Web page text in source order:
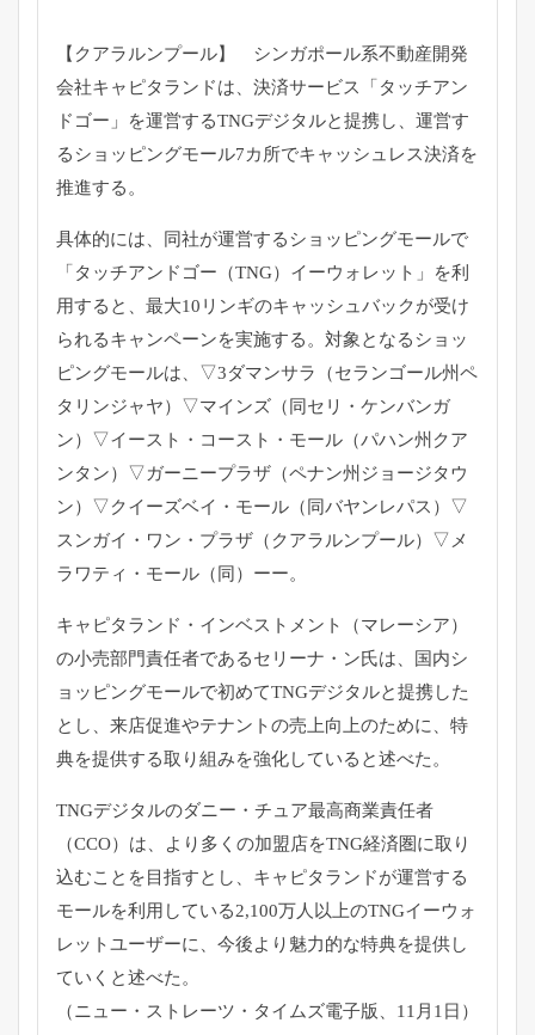
【クアラルンプール】 シンガポール系不動産開発
会社キャピタランドは、決済サービス「タッチアン
ドゴー」を運営するTNGデジタルと提携し、運営す
るショッピングモール7カ所でキャッシュレス決済を
推進する。
具体的には、同社が運営するショッピングモールで
「タッチアンドゴー（TNG）イーウォレット」を利
用すると、最大10リンギのキャッシュバックが受け
られるキャンペーンを実施する。対象となるショッ
ピングモールは、▽3ダマンサラ（セランゴール州ペ
タリンジャヤ）▽マインズ（同セリ・ケンバンガ
ン）▽イースト・コースト・モール（パハン州クア
ンタン）▽ガーニープラザ（ペナン州ジョージタウ
ン）▽クイーズベイ・モール（同バヤンレパス）▽
スンガイ・ワン・プラザ（クアラルンプール）▽メ
ラワティ・モール（同）ーー。
キャピタランド・インベストメント（マレーシア）
の小売部門責任者であるセリーナ・ン氏は、国内シ
ョッピングモールで初めてTNGデジタルと提携した
とし、来店促進やテナントの売上向上のために、特
典を提供する取り組みを強化していると述べた。
TNGデジタルのダニー・チュア最高商業責任者
（CCO）は、より多くの加盟店をTNG経済圏に取り
込むことを目指すとし、キャピタランドが運営する
モールを利用している2,100万人以上のTNGイーウォ
レットユーザーに、今後より魅力的な特典を提供し
ていくと述べた。
（ニュー・ストレーツ・タイムズ電子版、11月1日）